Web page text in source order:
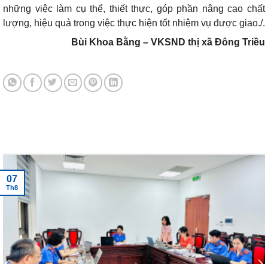
những việc làm cụ thể, thiết thực, góp phần nâng cao chất
lượng, hiệu quả trong việc thực hiện tốt nhiệm vụ được giao./.
Bùi Khoa Bằng – VKSND thị xã Đông Triều
07
Th8